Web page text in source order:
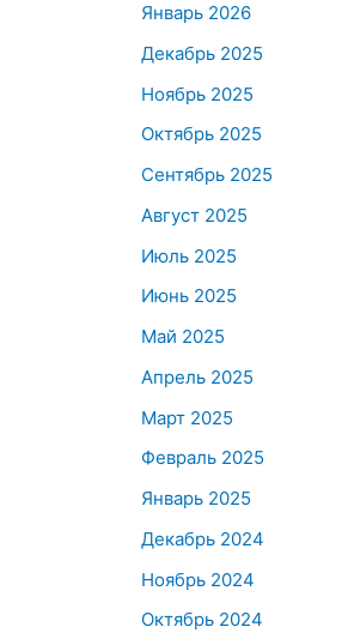
Январь 2026
Декабрь 2025
Ноябрь 2025
Октябрь 2025
Сентябрь 2025
Август 2025
Июль 2025
Июнь 2025
Май 2025
Апрель 2025
Март 2025
Февраль 2025
Январь 2025
Декабрь 2024
Ноябрь 2024
Октябрь 2024